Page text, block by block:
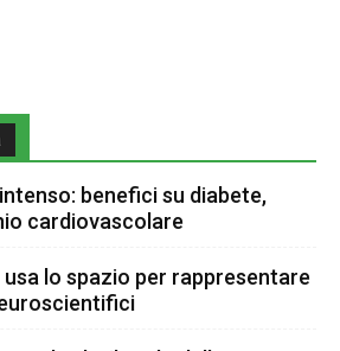
benefici su diabete,
cardiovascolare
lo spazio per rappresentare